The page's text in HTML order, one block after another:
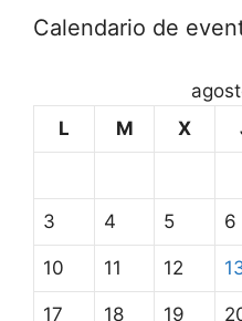
Calendario de
L
M X
3 4 5 6
10 11 12
17 18 19